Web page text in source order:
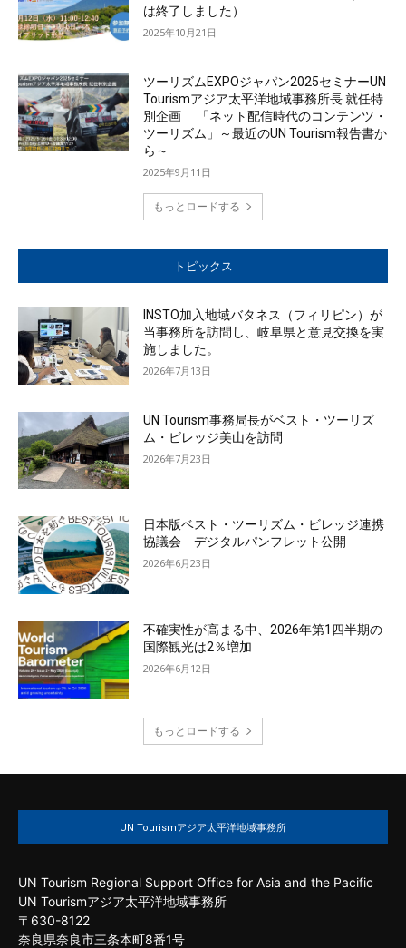
は終了しました）
2025年10月21日
ツーリズムEXPOジャパン2025セミナーUN
Tourismアジア太平洋地域事務所長 就任特
別企画 「ネット配信時代のコンテンツ・
ツーリズム」～最近のUN Tourism報告書か
ら～
2025年9月11日
もっとロードする
トピックス
INSTO加入地域バタネス（フィリピン）が
当事務所を訪問し、岐阜県と意見交換を実
施しました。
2026年7月13日
UN Tourism事務局長がベスト・ツーリズ
ム・ビレッジ美山を訪問
2026年7月23日
日本版ベスト・ツーリズム・ビレッジ連携
協議会 デジタルパンフレット公開
2026年6月23日
不確実性が高まる中、2026年第1四半期の
国際観光は2％増加
2026年6月12日
もっとロードする
UN Tourismアジア太平洋地域事務所
UN Tourism Regional Support Office for Asia and the Pacific
UN Tourismアジア太平洋地域事務所
〒630-8122
奈良県奈良市三条本町8番1号